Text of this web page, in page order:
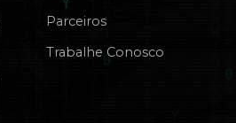
Parceiros
Trabalhe Conosco